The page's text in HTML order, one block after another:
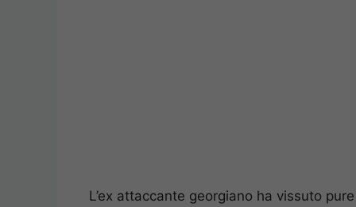
L’ex attaccante georgiano ha vissuto